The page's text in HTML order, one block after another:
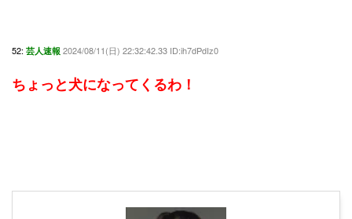
52: 芸人速報 2024/08/11(日) 22:32:42.33 ID:ih7dPdIz0
ちょっと犬になってくるわ！